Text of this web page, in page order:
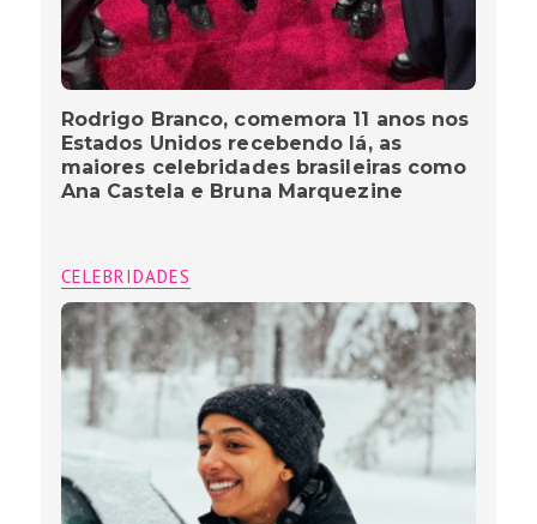
Rodrigo Branco, comemora 11 anos nos
Estados Unidos recebendo lá, as
maiores celebridades brasileiras como
Ana Castela e Bruna Marquezine
CELEBRIDADES